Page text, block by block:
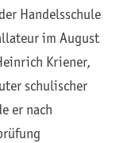
Handelsschule
im August
Kriener,
schulischer
er nach